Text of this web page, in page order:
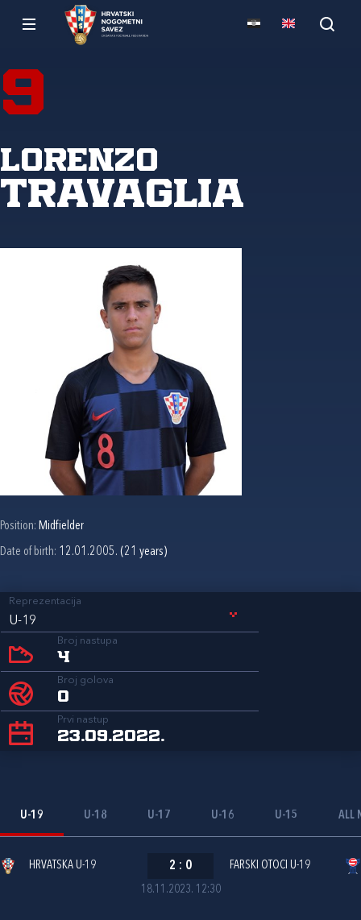
9
Lorenzo
Travaglia
Position: Midfielder
Date of birth: 12.01.2005. (21 years)
Reprezentacija
U-19
Broj nastupa
4
Broj golova
0
Prvi nastup
23.09.2022.
U-19 U-18 U-17 U-16 U-15 ALL
18.11.2023. 12:30
HRVATSKA U-19 2 : 0 FARSKI OTOCI U-19